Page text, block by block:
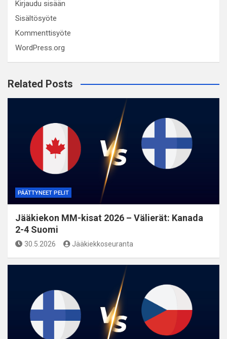
Kirjaudu sisään
Sisältösyöte
Kommenttisyöte
WordPress.org
Related Posts
PÄÄTTYNEET PELIT
Jääkiekon MM-kisat 2026 – Välierät: Kanada
2-4 Suomi
30.5.2026 Jääkiekkoseuranta